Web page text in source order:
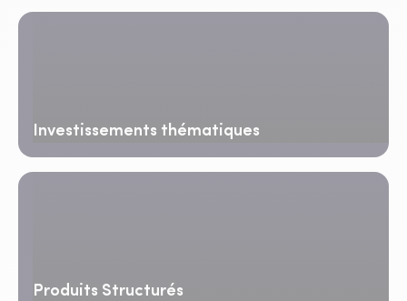
Investissements thématiques
Produits Structurés